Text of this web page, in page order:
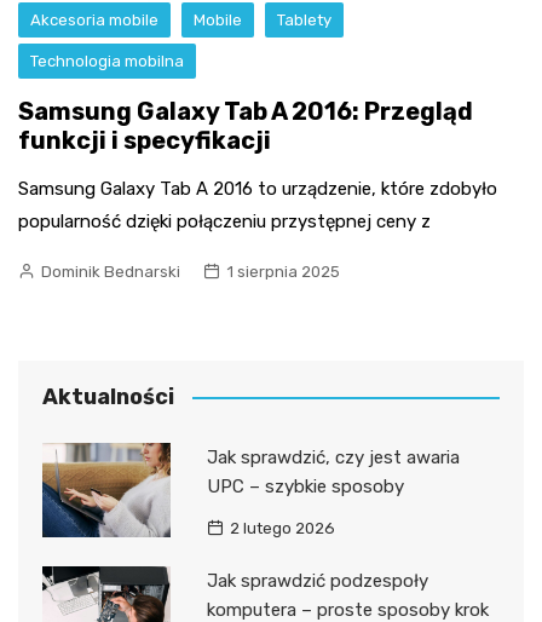
Akcesoria mobile Mobile Tablety
Technologia mobilna
Samsung Galaxy Tab A 2016: Przegląd
funkcji i specyfikacji
Samsung Galaxy Tab A 2016 to urządzenie, które zdobyło
popularność dzięki połączeniu przystępnej ceny z
Dominik Bednarski 1 sierpnia 2025
Aktualności
Jak sprawdzić, czy jest awaria
UPC – szybkie sposoby
2 lutego 2026
Jak sprawdzić podzespoły
komputera – proste sposoby krok